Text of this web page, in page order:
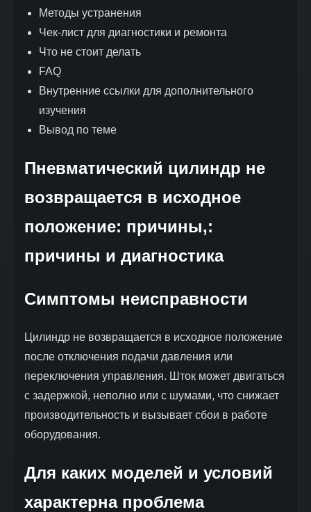
Методы устранения
Чек-лист для диагностики и ремонта
Что не стоит делать
FAQ
Внутренние ссылки для дополнительного
изучения
Вывод по теме
Пневматический цилиндр не
возвращается в исходное
положение: причины,:
причины и диагностика
Симптомы неисправности
Цилиндр не возвращается в исходное положение
после отключения подачи давления или
переключения управления. Шток может двигаться
с задержкой, неполно или с шумами, что снижает
производительность и вызывает сбои в работе
оборудования.
Для каких моделей и условий
характерна проблема